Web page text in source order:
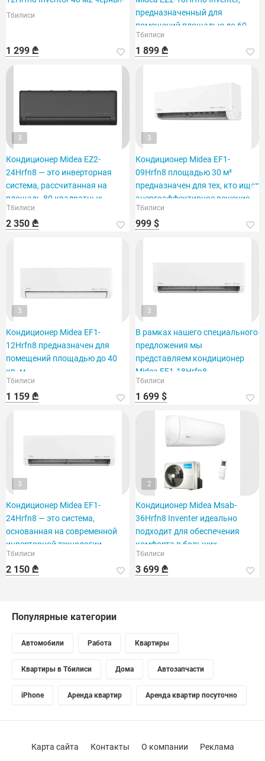
Тбилиси
1 299 ₾
предназначенный для
помещений площадью до 60
м².
Тбилиси
1 899 ₾
3
Кондиционер Midea EZ2-
24Hrfn8 — это инверторная
система, рассчитанная на
площадь 80 квадратных
метров.
Тбилиси
2 350 ₾
3
Кондиционер Midea EF1-
09Hrfn8 площадью 30 м²
предназначен для тех, кто ищет
энергоэффективное решение.
Тбилиси
999 $
3
Кондиционер Midea EF1-
12Hrfn8 предназначен для
помещений площадью до 40
кв. м.
Тбилиси
1 159 ₾
3
В рамках нашего специального
предложения мы
представляем кондиционер
Midea EF1-18Hrfn8,
рассчитанный на площадь 60
кв. футов.
Тбилиси
1 699 $
3
Кондиционер Midea EF1-
24Hrfn8 — это система,
основанная на современной
инверторной технологии.
Тбилиси
2 150 ₾
2
Кондиционер Midea Msab-
36Hrfn8 Inventer идеально
подходит для обеспечения
комфорта в больших
помещениях.
Тбилиси
3 699 ₾
Популярные категории
Автомобили Работа Квартиры
Квартиры в Тбилиси Дома Автозапчасти
iPhone Аренда квартир Аренда квартир посуточно
Карта сайта Контакты О компании Реклама